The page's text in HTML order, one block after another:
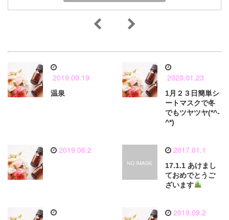
2019.09.19
温泉
2020.01.23
1月２３日簡単シ
ートマスクで冬
でもツヤツヤ(*^-
^*)
2019.06.2 2017.01.1
17.1.1 あけまし
ておめでとうご
ざいます
2019.09.2